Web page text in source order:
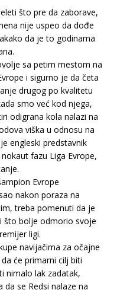
što pre da zaborave,
nije uspeo da dođe
da je to godinama
sa petim mestom na
i sigurno je da četa
drugog po kvalitetu
smo već kod njega,
odigrana kola nalazi na
viška u odnosu na
engleski predstavnik
fazu Liga Evrope,
Evrope
nakon poraza na
treba pomenuti da je
što bolje odmorio svoje
ligi.
navijačima za očajne
će primarni cilj biti
nimalo lak zadatak,
se Redsi nalaze na